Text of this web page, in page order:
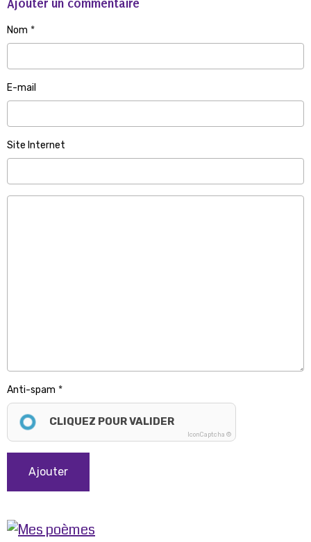
Ajouter un commentaire
Nom
E-mail
Site Internet
Anti-spam
CLIQUEZ POUR VALIDER
IconCaptcha ©
Ajouter